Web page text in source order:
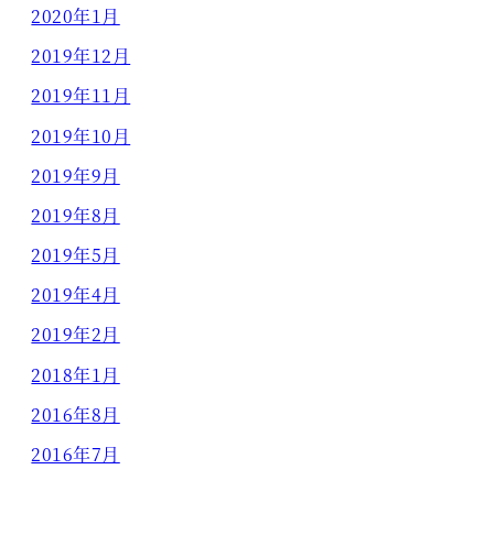
2020年1月
2019年12月
2019年11月
2019年10月
2019年9月
2019年8月
2019年5月
2019年4月
2019年2月
2018年1月
2016年8月
2016年7月